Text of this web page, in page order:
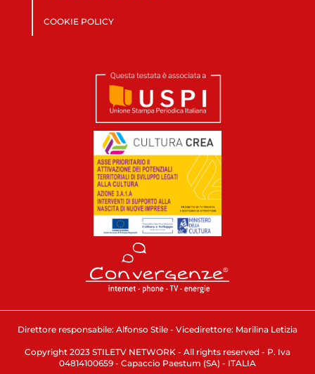
COOKIE POLICY
Direttore responsabile: Alfonso Stile - Vicedirettore: Marilina Letizia
Copyright 2023 STILETV NETWORK - All rights reserved - P. Iva
04814100659 - Capaccio Paestum (SA) - ITALIA